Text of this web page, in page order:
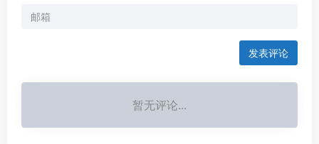
发表评论
暂无评论...